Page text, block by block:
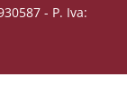
- P. Iva: